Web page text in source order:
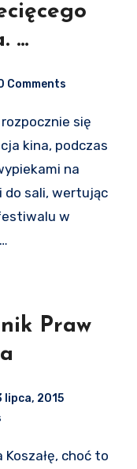
Comments
kina, podczas
na
do sali, wertując
w
Praw
lipca, 2015